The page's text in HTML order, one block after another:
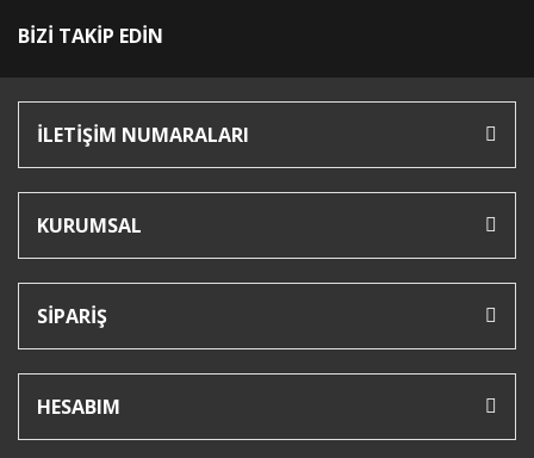
BİZİ TAKİP EDİN
İLETİŞİM NUMARALARI
KURUMSAL
SİPARİŞ
HESABIM